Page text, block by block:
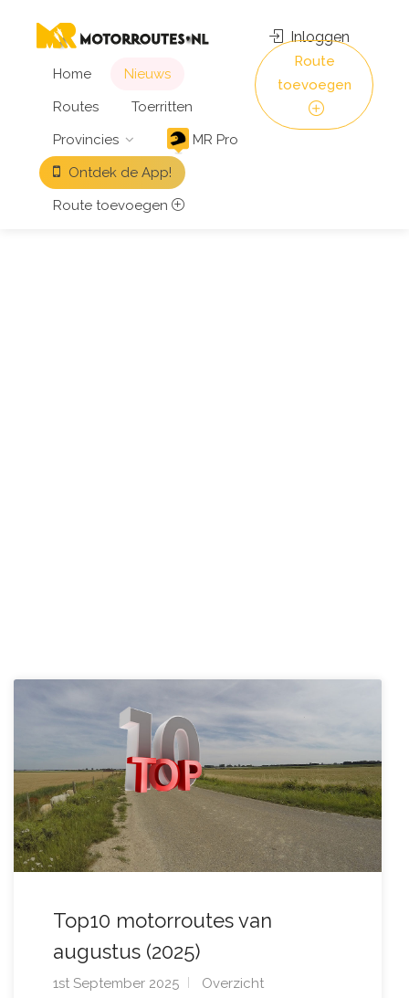
Home
Nieuws
Routes
Toerritten
Provincies
MR Pro
Ontdek de App!
Route toevoegen
Inloggen
Route
toevoegen
Top10 motorroutes van
augustus (2025)
1st September 2025 Overzicht